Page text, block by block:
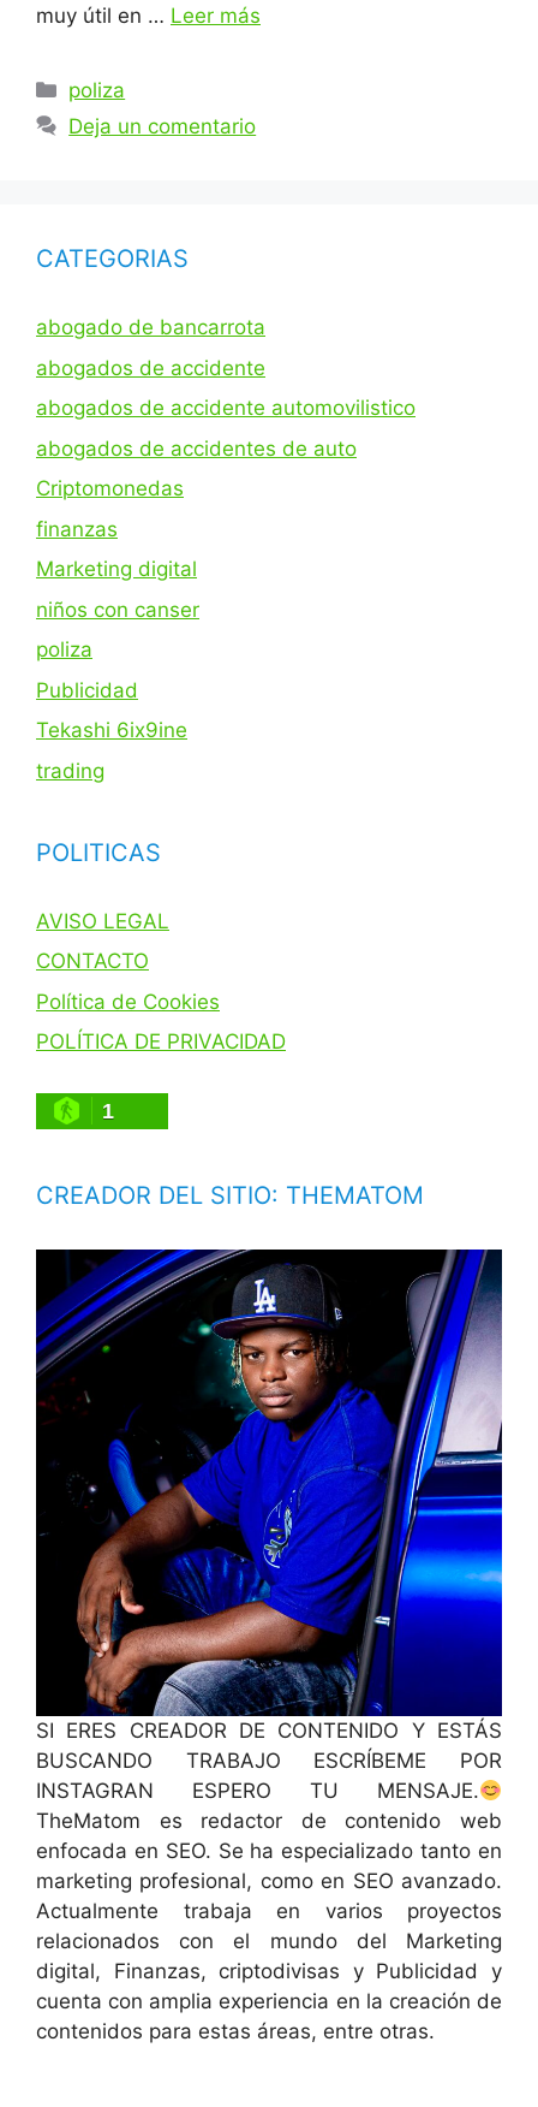
muy útil en … Leer más
Categorías
poliza
Deja un comentario
CATEGORIAS
abogado de bancarrota
abogados de accidente
abogados de accidente automovilistico
abogados de accidentes de auto
Criptomonedas
finanzas
Marketing digital
niños con canser
poliza
Publicidad
Tekashi 6ix9ine
trading
POLITICAS
AVISO LEGAL
CONTACTO
Política de Cookies
POLÍTICA DE PRIVACIDAD
1
CREADOR DEL SITIO: THEMATOM
SI ERES CREADOR DE CONTENIDO Y ESTÁS
BUSCANDO TRABAJO ESCRÍBEME POR
INSTAGRAN ESPERO TU MENSAJE.
TheMatom es redactor de contenido web
enfocada en SEO. Se ha especializado tanto en
marketing profesional, como en SEO avanzado.
Actualmente trabaja en varios proyectos
relacionados con el mundo del Marketing
digital, Finanzas, criptodivisas y Publicidad y
cuenta con amplia experiencia en la creación de
contenidos para estas áreas, entre otras.